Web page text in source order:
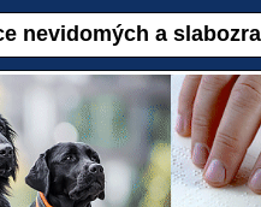
nevidomých a